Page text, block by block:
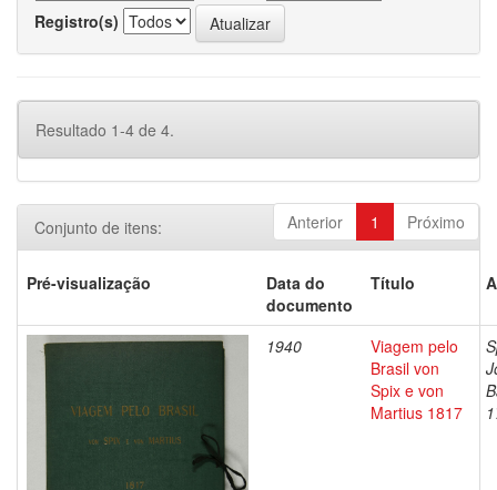
Registro(s)
Resultado 1-4 de 4.
Anterior 1 Próximo
Conjunto de itens:
Pré-visualização
Data do
documento
Título
1940
Viagem pelo
Brasil von
Spix e von
Martius 1817